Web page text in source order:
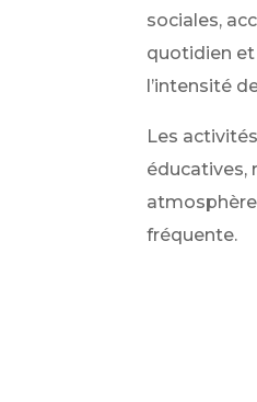
sociales,
quotidien
l’intensité
Les
éducatives,
fréquente.